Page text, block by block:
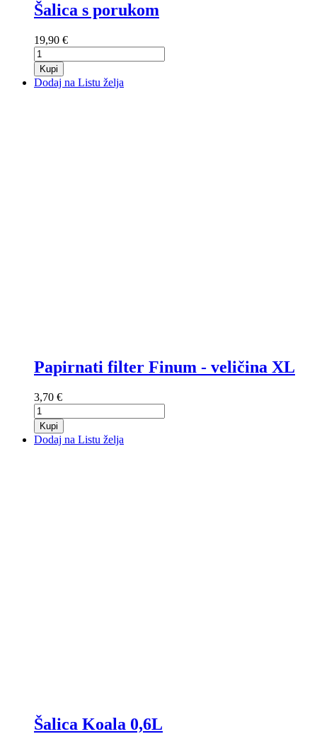
Šalica s porukom
19,90 €
Kupi
Dodaj na Listu želja
Papirnati filter Finum - veličina XL
3,70 €
Kupi
Dodaj na Listu želja
Šalica Koala 0,6L